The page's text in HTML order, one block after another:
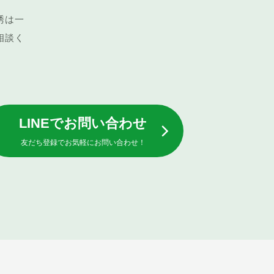
は一
く
LINEでお問い合わせ
友だち登録でお気軽にお問い合わせ！